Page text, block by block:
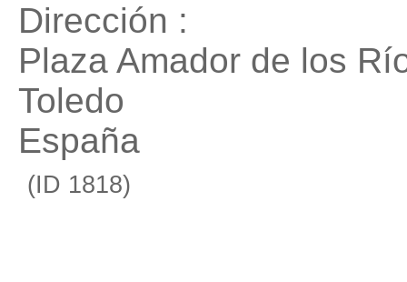
Dirección :
Plaza Amador de los
Toledo
España
(ID 1818)